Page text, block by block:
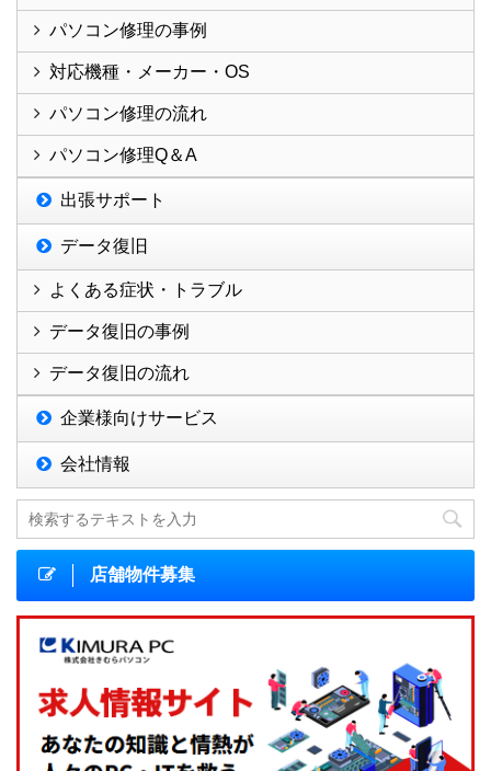
パソコン修理の事例
対応機種・メーカー・OS
パソコン修理の流れ
パソコン修理Q＆A
出張サポート
データ復旧
よくある症状・トラブル
データ復旧の事例
データ復旧の流れ
企業様向けサービス
会社情報
店舗物件募集